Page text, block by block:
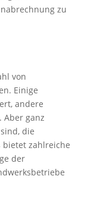
zu
von
Einige
andere
Aber ganz
die
zahlreiche
der